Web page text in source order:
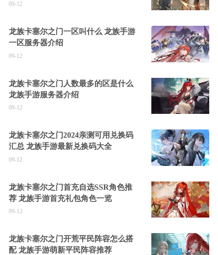
09-12
龙族卡塞尔之门一区叫什么 龙族手游
一区服务器介绍
09-12
龙族卡塞尔之门人数最多的区是什么
龙族手游服务器介绍
09-12
龙族卡塞尔之门2024亲测可用兑换码
汇总 龙族手游最新兑换码大全
09-12
龙族卡塞尔之门首充自选SSR角色推
荐 龙族手游首充礼包角色一览
09-12
龙族卡塞尔之门开荒平民阵容怎么搭
配 龙族手游萌新平民阵容推荐